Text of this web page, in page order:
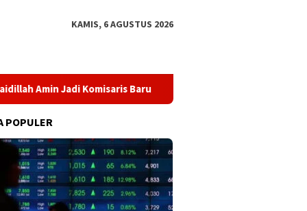
KAMIS, 6 AGUSTUS 2026
Amin Jadi Komisaris Baru
POPULER